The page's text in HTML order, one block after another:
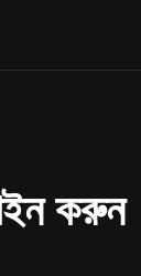
করুন